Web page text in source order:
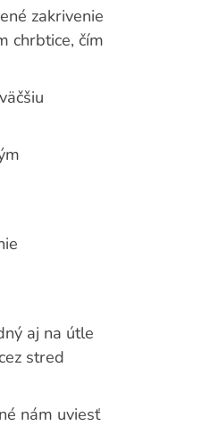
zakrivenie
chrbtice, čím
aj na útle
stred
nám uviesť